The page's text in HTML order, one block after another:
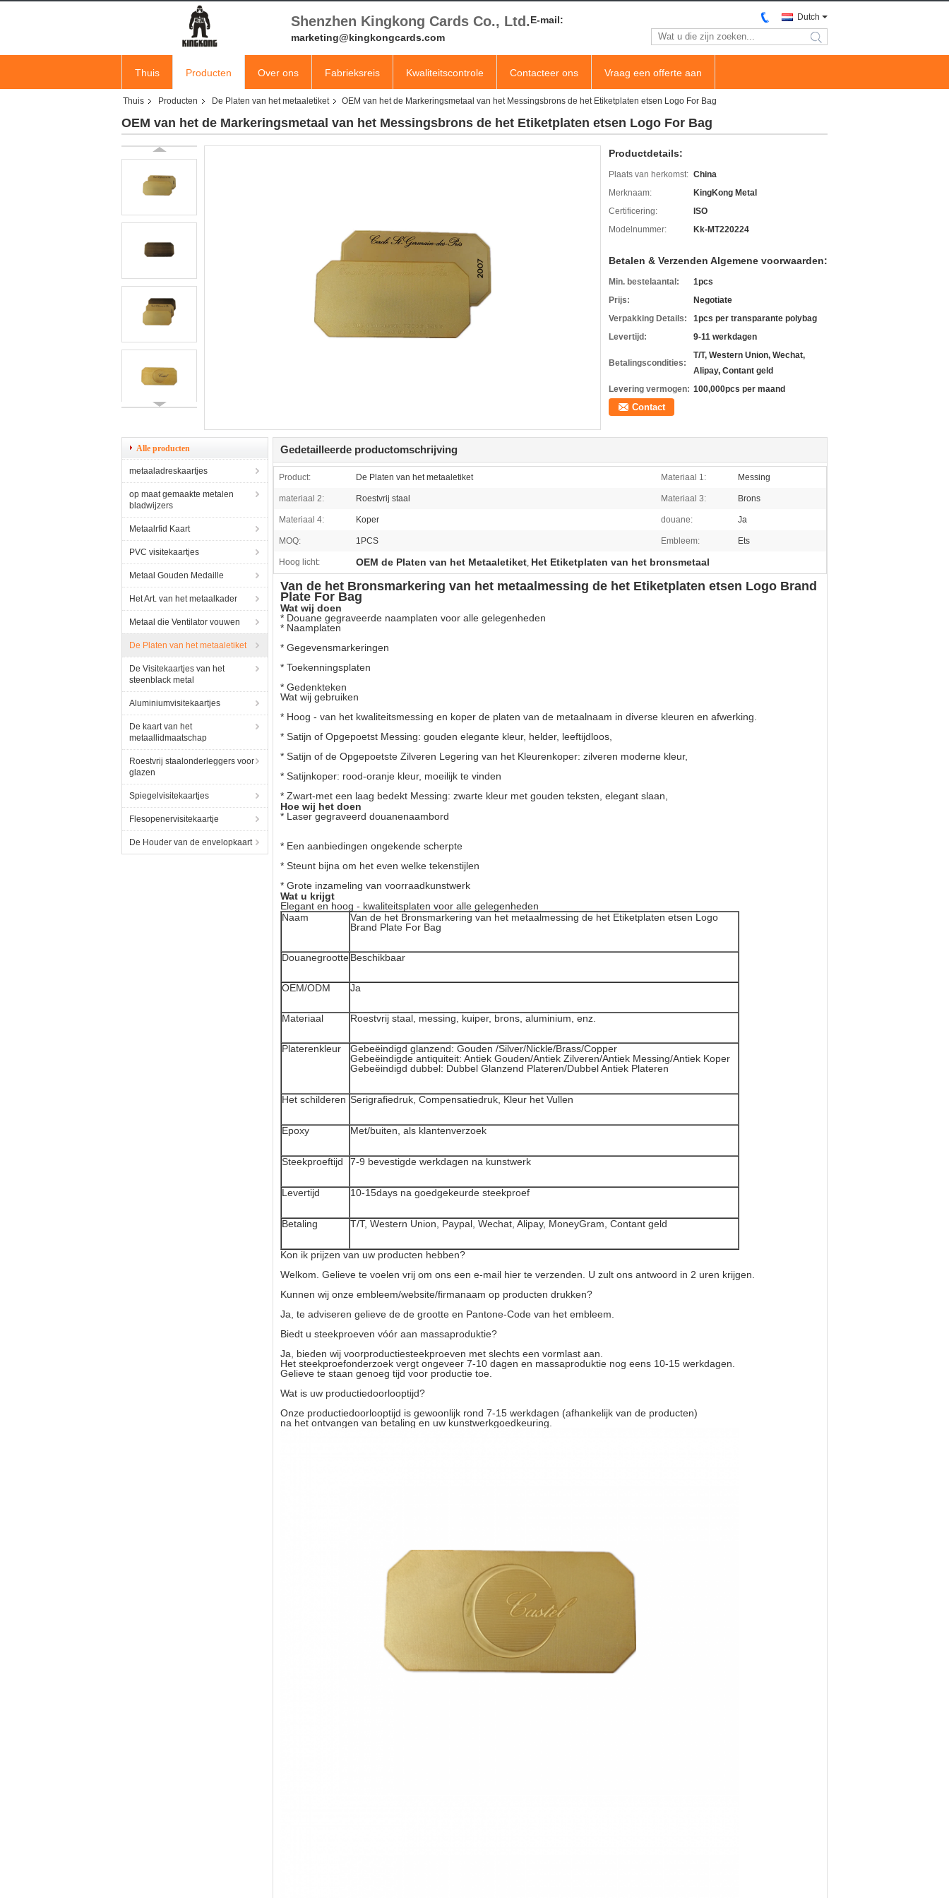
Shenzhen Kingkong Cards Co., Ltd.E-mail:
marketing@kingkongcards.com
Dutch
search
Thuis Producten Over ons Fabrieksreis Kwaliteitscontrole Contacteer ons Vraag een offerte aan
Thuis Producten De Platen van het metaaletiket OEM van het de Markeringsmetaal van het Messingsbrons de het Etiketplaten etsen Logo For Bag
OEM van het de Markeringsmetaal van het Messingsbrons de het Etiketplaten etsen Logo For Bag
Productdetails:
Plaats van herkomst: China
Merknaam:
KingKong Metal
Certificering:
ISO
Modelnummer:
Kk-MT220224
Betalen & Verzenden Algemene voorwaarden:
Min. bestelaantal:
1pcs
Prijs:
Negotiate
Verpakking Details:
1pcs per transparante polybag
Levertijd:
9-11 werkdagen
Betalingscondities:
T/T, Western Union, Wechat,
Alipay, Contant geld
Levering vermogen: 100,000pcs per maand
Contact
Alle producten
metaaladreskaartjes
op maat gemaakte metalen
bladwijzers
Metaalrfid Kaart
PVC visitekaartjes
Metaal Gouden Medaille
Het Art. van het metaalkader
Metaal die Ventilator vouwen
De Platen van het metaaletiket
De Visitekaartjes van het
steenblack metal
Aluminiumvisitekaartjes
De kaart van het
metaallidmaatschap
Roestvrij staalonderleggers voor
glazen
Spiegelvisitekaartjes
Flesopenervisitekaartje
De Houder van de envelopkaart
Gedetailleerde productomschrijving
Product: De Platen van het metaaletiket Materiaal 1: Messing
materiaal 2: Roestvrij staal Materiaal 3: Brons
Materiaal 4: Koper douane: Ja
MOQ: 1PCS Embleem: Ets
Hoog licht: OEM de Platen van het Metaaletiket, Het Etiketplaten van het bronsmetaal
Van de het Bronsmarkering van het metaalmessing de het Etiketplaten etsen Logo Brand
Plate For Bag
Wat wij doen
* Douane gegraveerde naamplaten voor alle gelegenheden
* Naamplaten
* Gegevensmarkeringen
* Toekenningsplaten
* Gedenkteken
Wat wij gebruiken
* Hoog - van het kwaliteitsmessing en koper de platen van de metaalnaam in diverse kleuren en afwerking.
* Satijn of Opgepoetst Messing: gouden elegante kleur, helder, leeftijdloos,
* Satijn of de Opgepoetste Zilveren Legering van het Kleurenkoper: zilveren moderne kleur,
* Satijnkoper: rood-oranje kleur, moeilijk te vinden
* Zwart-met een laag bedekt Messing: zwarte kleur met gouden teksten, elegant slaan,
Hoe wij het doen
* Laser gegraveerd douanenaambord
* Een aanbiedingen ongekende scherpte
* Steunt bijna om het even welke tekenstijlen
* Grote inzameling van voorraadkunstwerk
Wat u krijgt
Elegant en hoog - kwaliteitsplaten voor alle gelegenheden
Naam
Van de het Bronsmarkering van het metaalmessing de het Etiketplaten etsen Logo
Brand Plate For Bag
DouanegrootteBeschikbaar
OEM/ODM Ja
Materiaal Roestvrij staal, messing, kuiper, brons, aluminium, enz.
Platerenkleur
Gebeëindigd glanzend: Gouden /Silver/Nickle/Brass/Copper
Gebeëindigde antiquiteit: Antiek Gouden/Antiek Zilveren/Antiek Messing/Antiek Koper
Gebeëindigd dubbel: Dubbel Glanzend Plateren/Dubbel Antiek Plateren
Het schilderen Serigrafiedruk, Compensatiedruk, Kleur het Vullen
Epoxy Met/buiten, als klantenverzoek
Steekproeftijd 7-9 bevestigde werkdagen na kunstwerk
Levertijd 10-15days na goedgekeurde steekproef
Betaling T/T, Western Union, Paypal, Wechat, Alipay, MoneyGram, Contant geld
Kon ik prijzen van uw producten hebben?
Welkom. Gelieve te voelen vrij om ons een e-mail hier te verzenden. U zult ons antwoord in 2 uren krijgen.
Kunnen wij onze embleem/website/firmanaam op producten drukken?
Ja, te adviseren gelieve de de grootte en Pantone-Code van het embleem.
Biedt u steekproeven vóór aan massaproduktie?
Ja, bieden wij voorproductiesteekproeven met slechts een vormlast aan.
Het steekproefonderzoek vergt ongeveer 7-10 dagen en massaproduktie nog eens 10-15 werkdagen.
Gelieve te staan genoeg tijd voor productie toe.
Wat is uw productiedoorlooptijd?
Onze productiedoorlooptijd is gewoonlijk rond 7-15 werkdagen (afhankelijk van de producten)
na het ontvangen van betaling en uw kunstwerkgoedkeuring.